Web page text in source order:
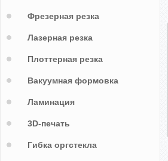
Фрезерная резка
Лазерная резка
Плоттерная резка
Вакуумная формовка
Ламинация
3D-печать
Гибка оргстекла